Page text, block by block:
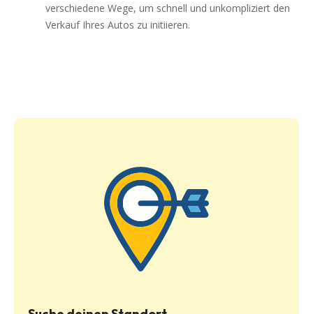
verschiedene Wege, um schnell und unkompliziert den
Verkauf Ihres Autos zu initiieren.